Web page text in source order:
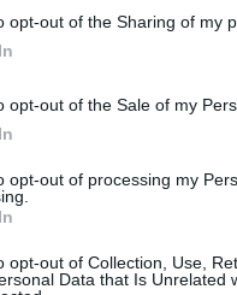
opt-out of the Sharing of my
opt-out of the Sale of my
opt-out of processing my
opt-out of Collection, Use,
Data that Is Unrelated
να πιστεύει ότι τα
έβαλε το χεράκι